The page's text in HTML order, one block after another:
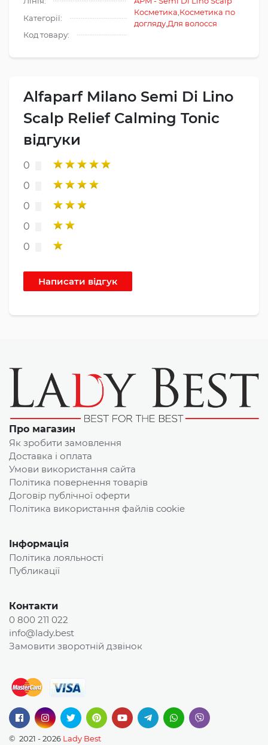
Категорії:
Косметика,Косметика по
догляду,Для волосся
Код товару:
Alfaparf Milano Semi Di Lino
Scalp Relief Calming Tonic
відгуки
0
0
0
0
0
Про магазин
Як зробити замовлення
Доставка і оплата
Умови використання сайта
Політика повернення товарів
Договір публічної оферти
Політика використання файлів cookie
Інформація
Політика лояльності
Публикації
Контакти
0 800 211 022
info@lady.best
Замовити зворотній дзвінок
© 2021 - 2026 Lady Best